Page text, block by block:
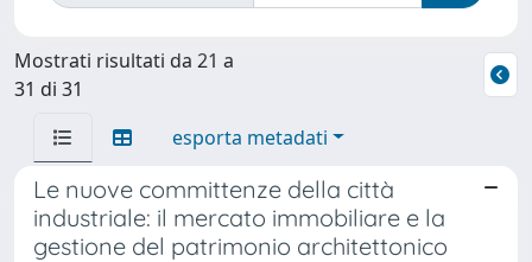
Mostrati risultati da 21 a
31 di 31
esporta metadati
Le nuove committenze della città
industriale: il mercato immobiliare e la
gestione del patrimonio architettonico